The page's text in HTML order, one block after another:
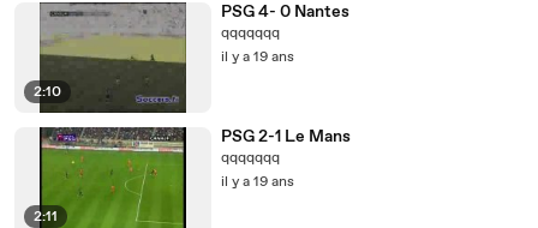
2:10
PSG 4- 0 Nantes
qqqqqqq
il y a 19 ans
2:11
PSG 2-1 Le Mans
qqqqqqq
il y a 19 ans